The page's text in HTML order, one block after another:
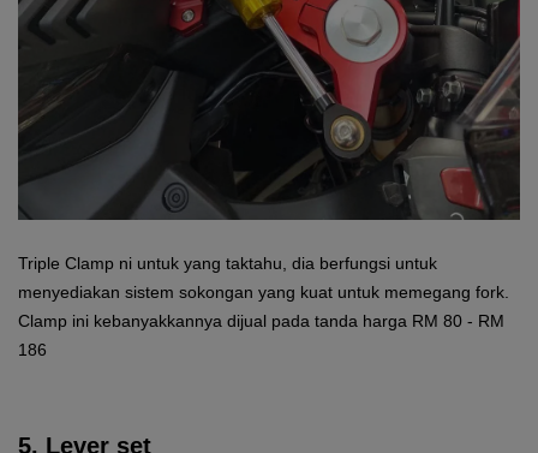
Triple Clamp ni untuk yang taktahu, dia berfungsi untuk
menyediakan sistem sokongan yang kuat untuk memegang fork.
Clamp ini kebanyakkannya dijual pada tanda harga RM 80 - RM
186
5. Lever set